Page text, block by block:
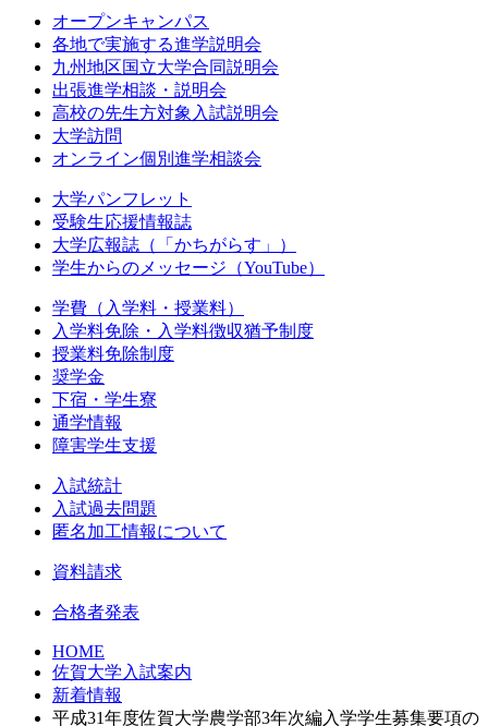
オープンキャンパス
各地で実施する進学説明会
九州地区国立大学合同説明会
出張進学相談・説明会
高校の先生方対象入試説明会
大学訪問
オンライン個別進学相談会
大学パンフレット
受験生応援情報誌
大学広報誌（「かちがらす」）
学生からのメッセージ（YouTube）
学費（入学料・授業料）
入学料免除・入学料徴収猶予制度
授業料免除制度
奨学金
下宿・学生寮
通学情報
障害学生支援
入試統計
入試過去問題
匿名加工情報について
資料請求
合格者発表
HOME
佐賀大学入試案内
新着情報
平成31年度佐賀大学農学部3年次編入学学生募集要項の